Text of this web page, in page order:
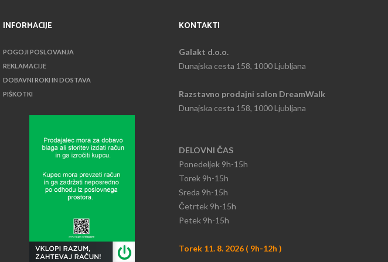
INFORMACIJE
POGOJI POSLOVANJA
REKLAMACIJE
DOBAVNI ROKI IN DOSTAVA
PIŠKOTKI
KONTAKTI
Galakt d.o.o.
Dunajska cesta 158, 1000 Ljubljana
Razstavno prodajni salon DreamWalk
Dunajska cesta 158, 1000 Ljubljana
DELOVNI ČAS
Ponedeljek 9h-15h​
Torek 9h-15h​
Sreda 9h-15h
​Četrtek 9h-15h
Petek 9h-15h
Torek 11. 8. 2026 ( 9h-12h )